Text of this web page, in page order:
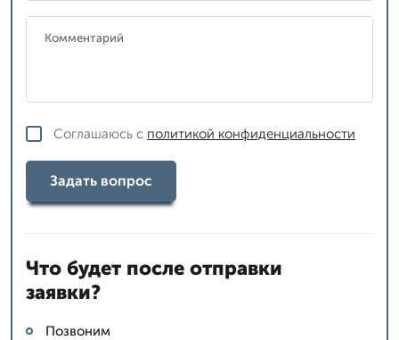
Соглашаюсь с политикой конфиденциальности
Задать вопрос
Что будет после отправки
заявки?
Позвоним